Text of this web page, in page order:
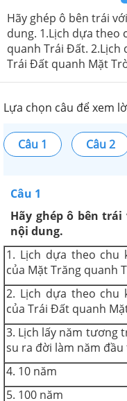
Hãy ghép ô bên trái
dung. 1.Lịch dựa theo
quanh Trái Đất. 2.Lịch
Trái Đất quanh Mặt
Lựa chọn câu để xem
Câu 1 Câu 2
Câu 1
Hãy ghép ô bên
nội dung.
1. Lịch dựa theo chu
của Mặt Trăng quanh
2. Lịch dựa theo chu
của Trái Đất quanh
3. Lịch lấy năm tương
su ra đời làm năm đầu
4. 10 năm
5. 100 năm